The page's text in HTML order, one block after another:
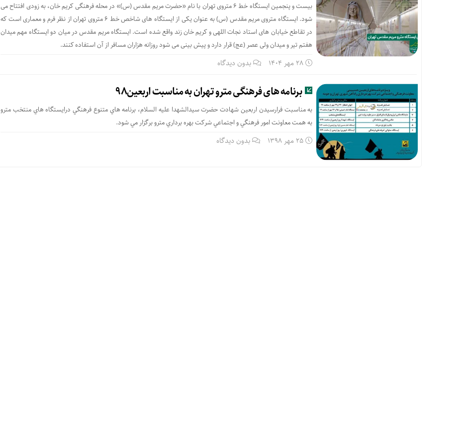
بیست و‌ پنجمین ایستگاه خط ۶ متروی تهران با نام «حضرت مریم مقدس (س)» در محله فرهنگی کریم خان، به زودی افتتاح می
شود. ایستگاه متروی مریم مقدس (س) به عنوان یکی از ایستگاه های شاخص خط ۶ متروی تهران از نظر فرم و معماری است که
در تقاطع خیابان های استاد نجات اللهی و کریم خان زند واقع شده است. ایستگاه مریم مقدس در میان دو ایستگاه مهم میدان
هفتم تیر و میدان ولی عصر (عج) قرار دارد و پیش بینی می شود روزانه هزاران مسافر از آن استفاده کنند.
28 مهر 1404 بدون دیدگاه
برنامه های فرهنگی مترو تهران به مناسبت اربعين۹۸
به مناسبت فرارسيدن اربعين شهادت حضرت سيدالشهدا عليه السلام، برنامه هاي متنوع فرهنگي در‌ايستگاه هاي منتخب مترو
به همت معاونت امور فرهنگي و اجتماعي شركت بهره برداري مترو برگزار مي شود.
25 مهر 1398 بدون دیدگاه